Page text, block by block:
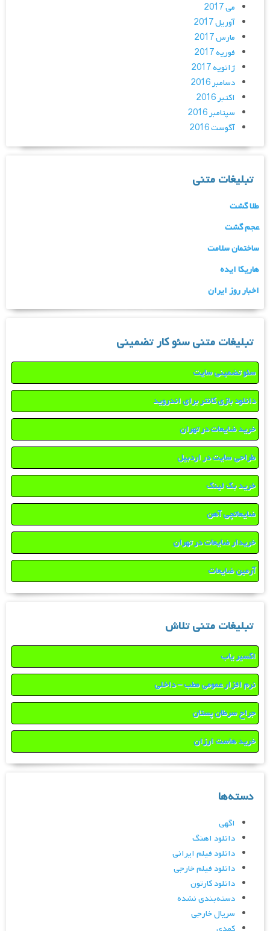
می 2017
آوریل 2017
مارس 2017
فوریه 2017
ژانویه 2017
دسامبر 2016
اکتبر 2016
سپتامبر 2016
آگوست 2016
تبلیغات متنی
طلا گشت
عجم گشت
ساختمان سلامت
هاریکا ایده
اخبار روز ایران
تبلیغات متنی سئو کار تضمینی
سئو تضمینی سایت
دانلود بازی کانتر برای اندروید
خرید ضایعات در تهران
طراحی سایت در اردبیل
خرید بک لینک
ضایعاتچی آهن
خریدار ضایعات در تهران
آرمین ضایعات
تبلیغات متنی تلاش
اکسیر یاب
نرم افزار عمومی مطب – داخلی
جراح سرطان پستان
خرید هاست ارزان
دسته‌ها
اگهی
دانلود اهنگ
دانلود فیلم ایرانی
دانلود فیلم خارجی
دانلود کارتون
دسته‌بندی نشده
سریال خارجی